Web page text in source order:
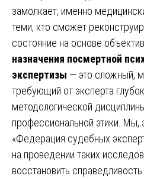
замолкает, именно
теми, кто сможет
состояние на основе
назначения посмертной
экспертизы — это сложный,
требующий от эксперта
методологической
профессиональной этики. Мы,
«Федерация судебных
на проведении таких
восстановить